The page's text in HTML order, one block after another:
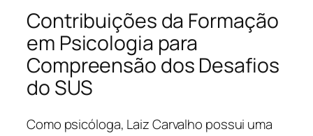
Contribuições da Formação
em Psicologia para
Compreensão dos Desafios
do SUS
Como psicóloga, Laiz Carvalho possui uma